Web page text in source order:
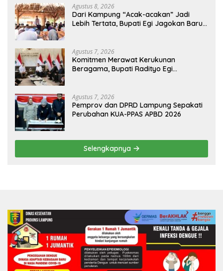
Agustus 8, 2026
Dari Kampung “Acak-acakan” Jadi
Lebih Tertata, Bupati Egi Jagokan Baru
Agustus 7, 2026
Komitmen Merawat Kerukunan
Beragama, Bupati Radityo Egi
Agustus 7, 2026
Pemprov dan DPRD Lampung Sepakati
Perubahan KUA-PPAS APBD 2026
Selengkapnya